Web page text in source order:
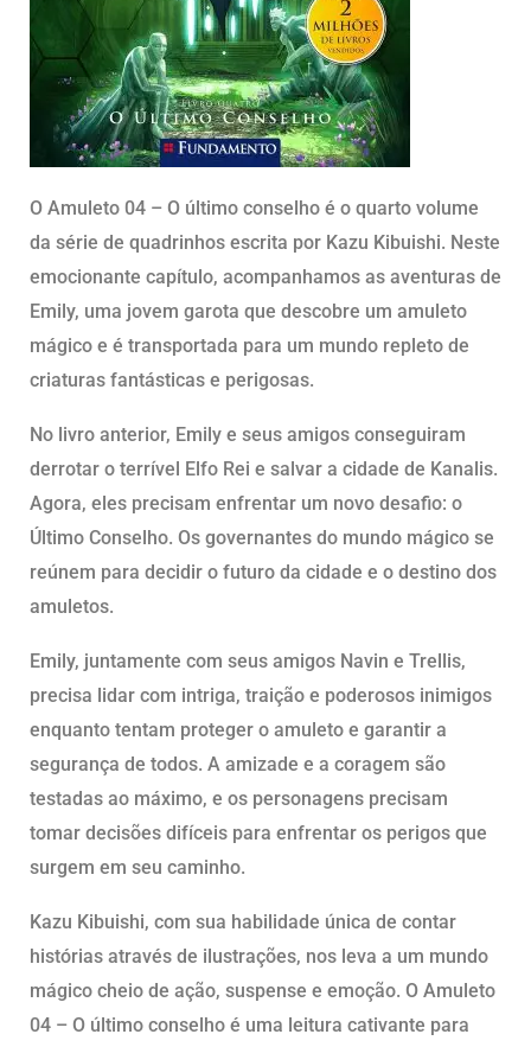
O Amuleto 04 – O último conselho é o quarto volume
da série de quadrinhos escrita por Kazu Kibuishi. Neste
emocionante capítulo, acompanhamos as aventuras de
Emily, uma jovem garota que descobre um amuleto
mágico e é transportada para um mundo repleto de
criaturas fantásticas e perigosas.
No livro anterior, Emily e seus amigos conseguiram
derrotar o terrível Elfo Rei e salvar a cidade de Kanalis.
Agora, eles precisam enfrentar um novo desafio: o
Último Conselho. Os governantes do mundo mágico se
reúnem para decidir o futuro da cidade e o destino dos
amuletos.
Emily, juntamente com seus amigos Navin e Trellis,
precisa lidar com intriga, traição e poderosos inimigos
enquanto tentam proteger o amuleto e garantir a
segurança de todos. A amizade e a coragem são
testadas ao máximo, e os personagens precisam
tomar decisões difíceis para enfrentar os perigos que
surgem em seu caminho.
Kazu Kibuishi, com sua habilidade única de contar
histórias através de ilustrações, nos leva a um mundo
mágico cheio de ação, suspense e emoção. O Amuleto
04 – O último conselho é uma leitura cativante para